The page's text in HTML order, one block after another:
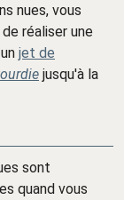
nues, vous
réaliser une
jet de
jusqu'à la
sont
quand vous